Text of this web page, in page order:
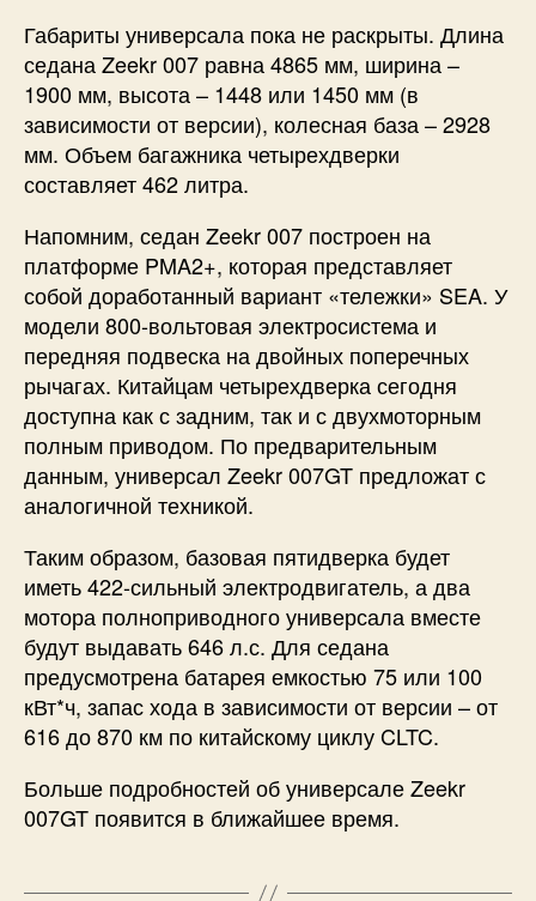
Габариты универсала пока не раскрыты. Длина
седана Zeekr 007 равна 4865 мм, ширина –
1900 мм, высота – 1448 или 1450 мм (в
зависимости от версии), колесная база – 2928
мм. Объем багажника четырехдверки
составляет 462 литра.
Напомним, седан Zeekr 007 построен на
платформе PMA2+, которая представляет
собой доработанный вариант «тележки» SEA. У
модели 800-вольтовая электросистема и
передняя подвеска на двойных поперечных
рычагах. Китайцам четырехдверка сегодня
доступна как с задним, так и с двухмоторным
полным приводом. По предварительным
данным, универсал Zeekr 007GT предложат с
аналогичной техникой.
Таким образом, базовая пятидверка будет
иметь 422-сильный электродвигатель, а два
мотора полноприводного универсала вместе
будут выдавать 646 л.с. Для седана
предусмотрена батарея емкостью 75 или 100
кВт*ч, запас хода в зависимости от версии – от
616 до 870 км по китайскому циклу CLTC.
Больше подробностей об универсале Zeekr
007GT появится в ближайшее время.